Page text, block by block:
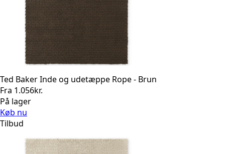
Ted Baker Inde og udetæppe Rope - Brun
Fra 1.056kr.
På lager
Køb nu
Tilbud